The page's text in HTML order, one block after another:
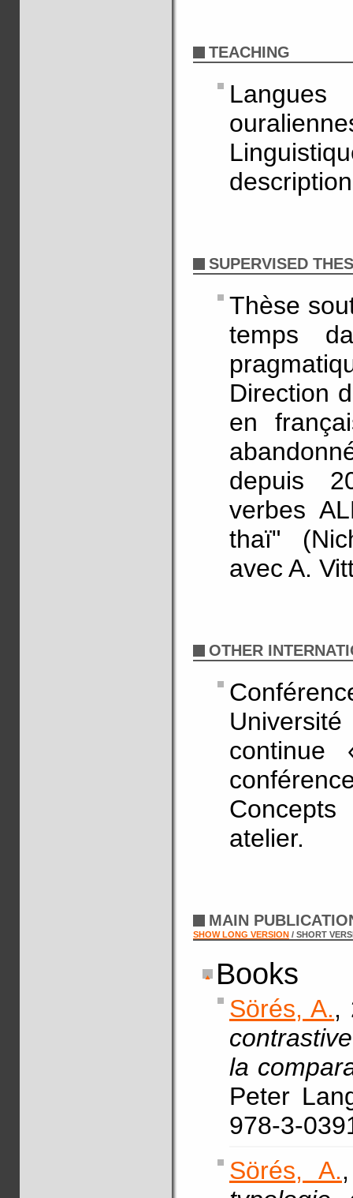
TEACHING
SUPERVISED
Thèse
temps
Direction
en
depuis
verbes
thaï"
avec A.
OTHER
continue
atelier.
MAIN
SHOW LONG VERSION / SHORT
Books
Sörés, A.,
la
Peter
978-3-
Sörés, A.